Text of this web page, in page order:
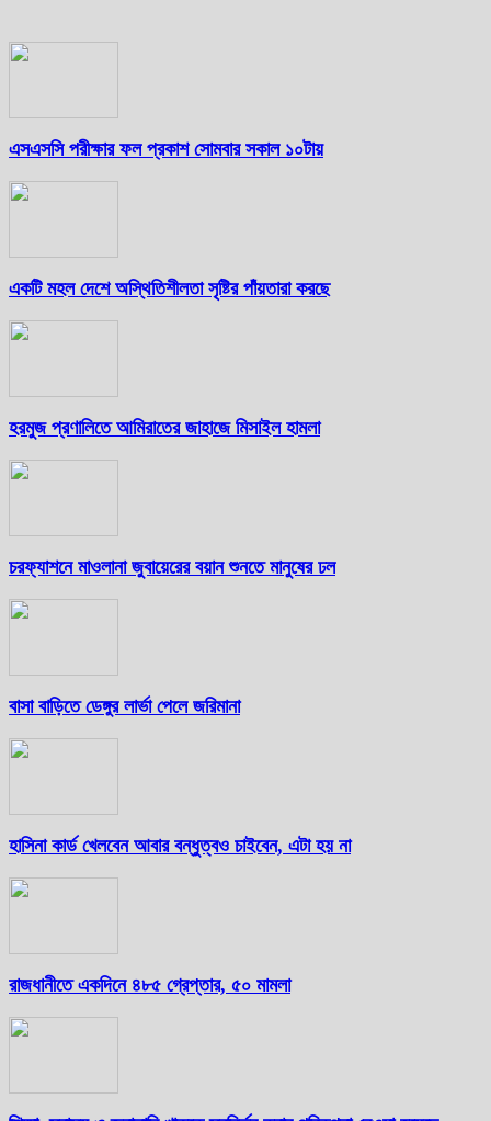
এসএসসি পরীক্ষার ফল প্রকাশ সোমবার সকাল ১০টায়
একটি মহল দেশে অস্থিতিশীলতা সৃষ্টির পাঁয়তারা করছে
হরমুজ প্রণালিতে আমিরাতের জাহাজে মিসাইল হামলা
চরফ্যাশনে মাওলানা জুবায়েরের বয়ান শুনতে মানুষের ঢল
বাসা বাড়িতে ডেঙ্গুর লার্ভা পেলে জরিমানা
হাসিনা কার্ড খেলবেন আবার বন্ধুত্বও চাইবেন, এটা হয় না
রাজধানীতে একদিনে ৪৮৫ গ্রেপ্তার, ৫০ মামলা